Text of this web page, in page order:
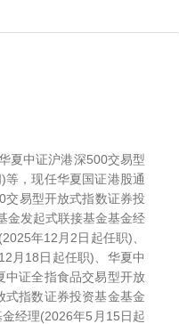
夏中证沪港深500交易型
，现任华夏国证港股通
易型开放式指数证券投
金发起式联接基金基金经
年12月2日起任职)、
月18日起任职)、华夏中
中证全指食品交易型开放
指数证券投资基金基金
经理(2026年5月15日起